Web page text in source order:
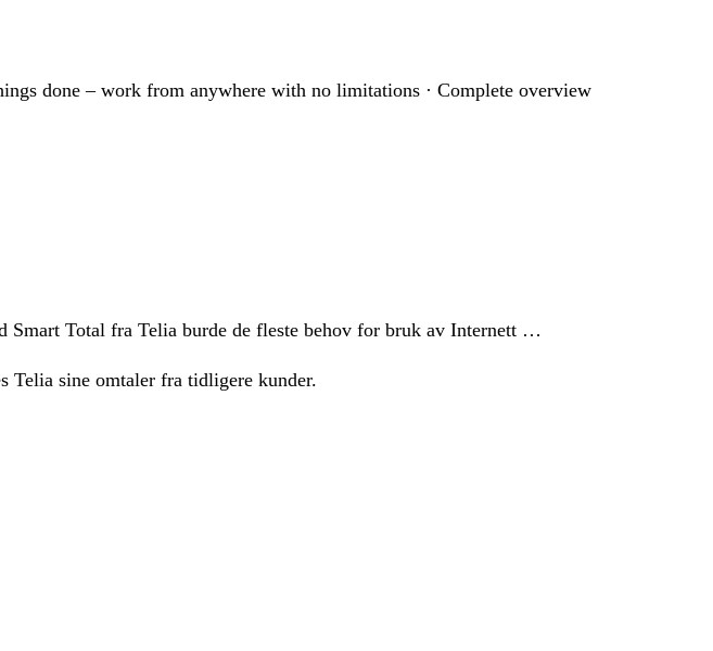
done – work from anywhere with no limitations · Complete overview
Total fra Telia burde de fleste behov for bruk av Internett …
Telia sine omtaler fra tidligere kunder.